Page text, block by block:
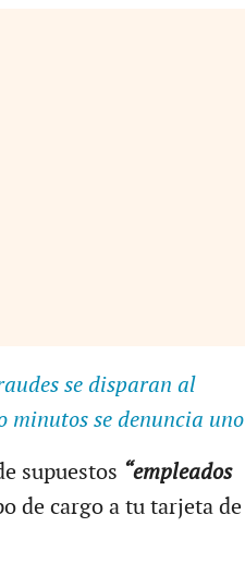
se disparan al
minutos se denuncia uno
supuestos “empleados
de cargo a tu tarjeta de